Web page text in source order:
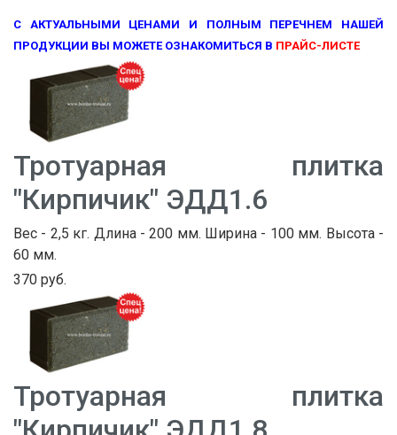
С АКТУАЛЬНЫМИ ЦЕНАМИ И ПОЛНЫМ ПЕРЕЧНЕМ НАШЕЙ
ПРОДУКЦИИ ВЫ МОЖЕТЕ ОЗНАКОМИТЬСЯ В ПРАЙС-ЛИСТЕ
Тротуарная плитка
"Кирпичик" ЭДД1.6
Вес - 2,5 кг. Длина - 200 мм. Ширина - 100 мм. Высота -
60 мм.
370 руб.
Тротуарная плитка